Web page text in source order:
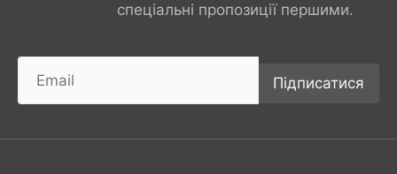
спеціальні пропозиції першими.
Підписатися